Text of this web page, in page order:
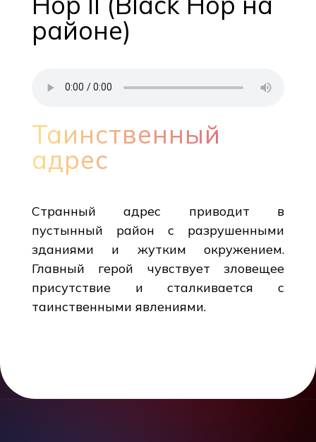
районе)
Таинственный
адрес
Странный адрес приводит в
пустынный район с разрушенными
зданиями и жутким окружением.
Главный герой чувствует зловещее
присутствие и сталкивается с
таинственными явлениями.